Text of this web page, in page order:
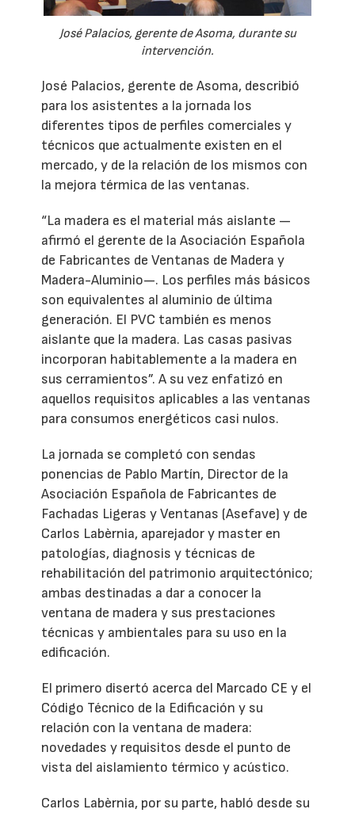
José Palacios, gerente de Asoma, durante su
intervención.
José Palacios, gerente de Asoma, describió
para los asistentes a la jornada los
diferentes tipos de perfiles comerciales y
técnicos que actualmente existen en el
mercado, y de la relación de los mismos con
la mejora térmica de las ventanas.
“La madera es el material más aislante —
afirmó el gerente de la Asociación Española
de Fabricantes de Ventanas de Madera y
Madera-Aluminio—. Los perfiles más básicos
son equivalentes al aluminio de última
generación. El PVC también es menos
aislante que la madera. Las casas pasivas
incorporan habitablemente a la madera en
sus cerramientos”. A su vez enfatizó en
aquellos requisitos aplicables a las ventanas
para consumos energéticos casi nulos.
La jornada se completó con sendas
ponencias de Pablo Martín, Director de la
Asociación Española de Fabricantes de
Fachadas Ligeras y Ventanas (Asefave) y de
Carlos Labèrnia, aparejador y master en
patologías, diagnosis y técnicas de
rehabilitación del patrimonio arquitectónico;
ambas destinadas a dar a conocer la
ventana de madera y sus prestaciones
técnicas y ambientales para su uso en la
edificación.
El primero disertó acerca del Marcado CE y el
Código Técnico de la Edificación y su
relación con la ventana de madera:
novedades y requisitos desde el punto de
vista del aislamiento térmico y acústico.
Carlos Labèrnia, por su parte, habló desde su